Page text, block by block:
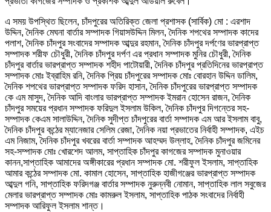
এ সময় উপস্থিত ছিলেন, চাঁদপুরের অতিরিক্ত জেলা প্রশাসক (সার্বিক) মো : এরশাদ
উদ্দিন, দৈনিক মেঘনা বার্তার সম্পাদক গিয়াসউদ্দিন মিলন, দৈনিক শপথের সম্পাদক কাদের
পলাশ, দৈনিক চাঁদপুর সংবাদের সম্পাদক আব্দুর রহমান, দৈনিক চাঁদপুর দর্পণের ভারপ্রাপ্ত
সম্পাদক শরীফ চৌধুরী, দৈনিক চাঁদপুর দর্পণ এর প্রধান সম্পাদক মুনির চৌধুরী, দৈনিক
চাঁদপুর বার্তার ভারপ্রাপ্ত সম্পাদক শহীদ পাটোয়ারী, দৈনিক চাঁদপুর প্রতিদিনের ভারপ্রাপ্ত
সম্পাদক মোঃ ইব্রাহিম রনি, দৈনিক প্রিয় চাঁদপুরের সম্পাদক মোঃ বোরহান উদ্দিন ডালিম,
দৈনিক শপথের ভারপ্রাপ্ত সম্পাদক ফরিদ হাসান, দৈনিক চাঁদপুরের ভারপ্রাপ্ত সম্পাদক
কে এম মাসুদ, দৈনিক আদি বাংলার ভারপ্রাপ্ত সম্পাদক ইমরান হোসেন রাজন, দৈনিক
চাঁদপুর সময়ের প্রধান সম্পাদক ফরিদুল ইসলাম উকিল, দৈনিক চাঁদপুর দিগন্তের সহ-
সম্পাদক কেএম সালাউদ্দিন, দৈনিক সুদীপ্ত চাঁদপুরের বার্তা সম্পাদক এম আর ইসলাম বাবু,
দৈনিক চাঁদপুর কন্ঠের ম্যানেজার সেলিম রেজা, দৈনিক নয়া প্রভাতের নির্বাহী সম্পাদক, এইচ
এম নিজাম, দৈনিক চাঁদপুর খবরের বার্তা সম্পাদক আহম্মদ উল্লাহ, দৈনিক চাঁদপুর জমিনের
সহ-সম্পাদক মোঃ খোরশেদ আলম, সাপ্তাহিক চাঁদপুর কাগজের সম্পাদক মুনাওয়ার
কানন,সাপ্তাহিক আমাদের অঙ্গীকারের প্রধান সম্পাদক মো. শরীফুল ইসলাম, সাপ্তাহিক
আমার কন্ঠের সম্পাদক মো. কামাল হোসেন, সাপ্তাহিক হাজীগঞ্জের ভারপ্রাপ্ত সম্পাদক
আব্দুল গনি, সাপ্তাহিক ফরিদগঞ্জ বার্তার সম্পাদক নুরুন্নবী নোমান, সাপ্তাহিক লাল সবুজের
মেলার ভারপ্রাপ্ত সম্পাদক মোঃ কামরুল ইসলাম, সাপ্তাহিক পাঠক সংবাদের নির্বাহী
সম্পাদক আরিফুল ইসলাম শান্ত।